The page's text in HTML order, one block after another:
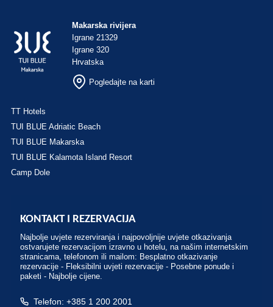
Makarska rivijera
Igrane 21329
Igrane 320
Hrvatska
Pogledajte na karti
TT Hotels
TUI BLUE Adriatic Beach
TUI BLUE Makarska
TUI BLUE Kalamota Island Resort
Camp Dole
KONTAKT I REZERVACIJA
Najbolje uvjete rezerviranja i najpovoljnije uvjete otkazivanja
ostvarujete rezervacijom izravno u hotelu, na našim internetskim
stranicama, telefonom ili mailom: Besplatno otkazivanje
rezervacije - Fleksibilni uvjeti rezervacije - Posebne ponude i
paketi - Najbolje cijene.
Telefon: +385 1 200 2001